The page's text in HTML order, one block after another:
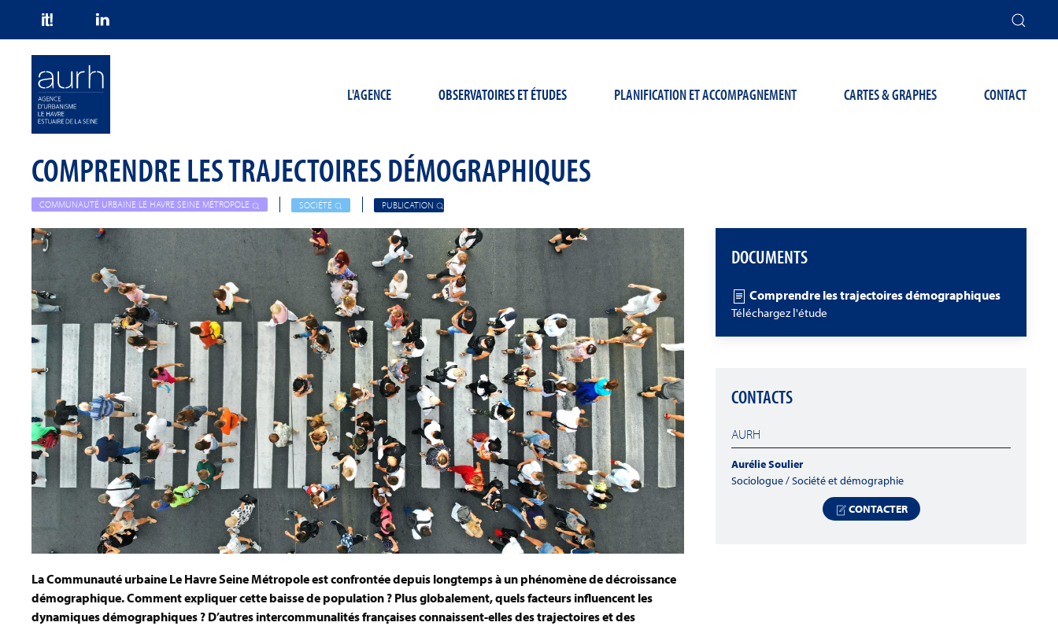
L'AGENCE OBSERVATOIRES ET ÉTUDES PLANIFICATION ET ACCOMPAGNEMENT CARTES & GRAPHES CONTACT
COMPRENDRE LES TRAJECTOIRES DÉMOGRAPHIQUES
COMMUNAUTÉ URBAINE LE HAVRE SEINE MÉTROPOLE SOCIÉTÉ PUBLICATION
La Communauté urbaine Le Havre Seine Métropole est confrontée depuis longtemps à un phénomène de décroissance
démographique. Comment expliquer cette baisse de population ? Plus globalement, quels facteurs influencent les
dynamiques démographiques ? D’autres intercommunalités françaises connaissent-elles des trajectoires et des
DOCUMENTS
Comprendre les trajectoires démographiques
Téléchargez l'étude
CONTACTS
AURH
Aurélie Soulier
Sociologue / Société et démographie
CONTACTER